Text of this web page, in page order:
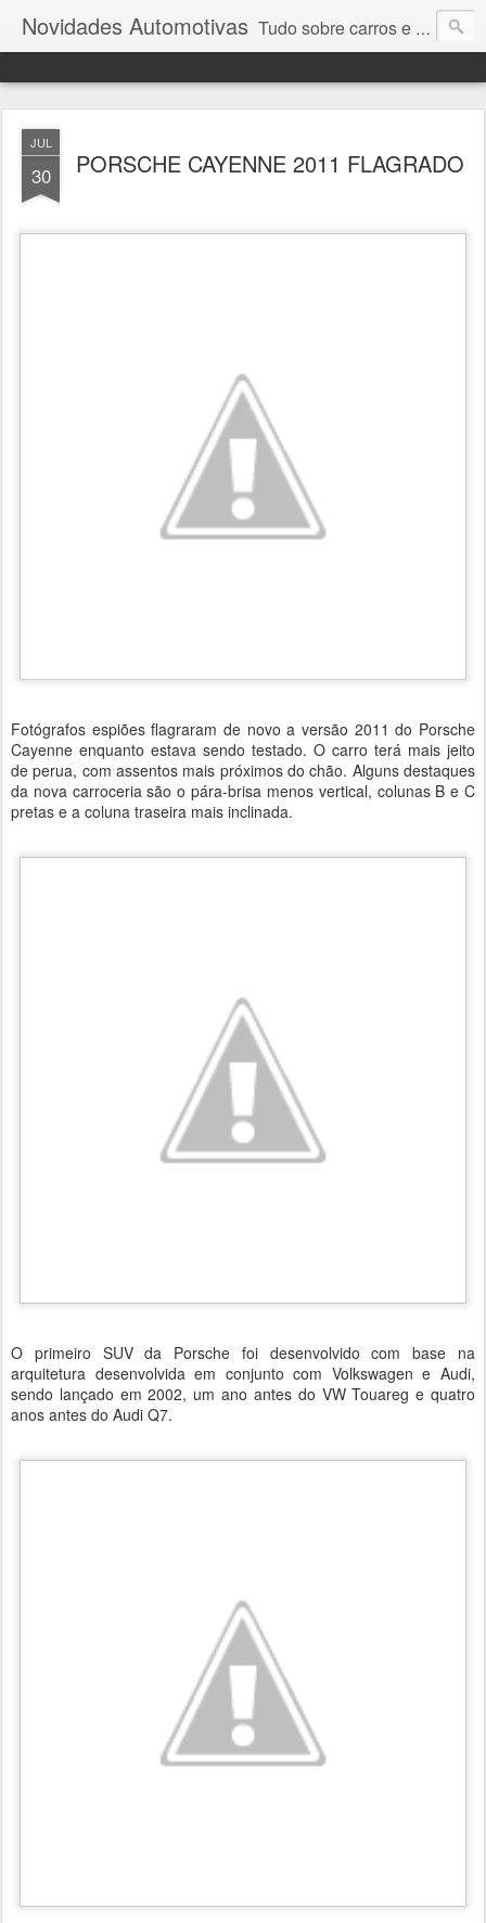
Novidades Automotivas Tudo sobre carros e motores
JUL
30 PORSCHE CAYENNE 2011 FLAGRADO
Fotógrafos espiões flagraram de novo a versão 2011 do Porsche
Cayenne enquanto estava sendo testado. O carro terá mais jeito
de perua, com assentos mais próximos do chão. Alguns destaques
da nova carroceria são o pára-brisa menos vertical, colunas B e C
pretas e a coluna traseira mais inclinada.
O primeiro SUV da Porsche foi desenvolvido com base na
arquitetura desenvolvida em conjunto com Volkswagen e Audi,
sendo lançado em 2002, um ano antes do VW Touareg e quatro
anos antes do Audi Q7.